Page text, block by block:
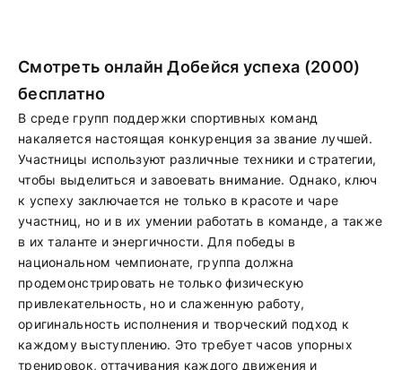
Смотреть онлайн Добейся успеха (2000)
бесплатно
В среде групп поддержки спортивных команд
накаляется настоящая конкуренция за звание лучшей.
Участницы используют различные техники и стратегии,
чтобы выделиться и завоевать внимание. Однако, ключ
к успеху заключается не только в красоте и чаре
участниц, но и в их умении работать в команде, а также
в их таланте и энергичности. Для победы в
национальном чемпионате, группа должна
продемонстрировать не только физическую
привлекательность, но и слаженную работу,
оригинальность исполнения и творческий подход к
каждому выступлению. Это требует часов упорных
тренировок, оттачивания каждого движения и